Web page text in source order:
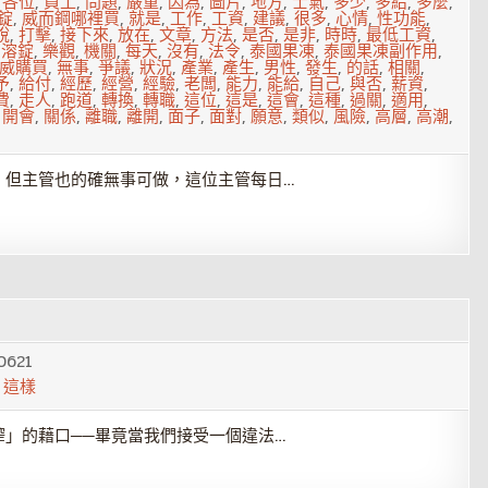
,威而鋼哪裡買,就是,工作,工資, 建議, 很多, 心情, 性功能,
,打擊,接下來,放在, 文章,方法,是否,是非, 時時,最低工資,
錠,樂觀,機關,每天,沒有,法令, 泰國果凍, 泰國果凍副作用,
購買, 無事,爭議,狀況,產業, 產生,男性,發生,的話,相關,
,給付,經歷, 經營,經驗,老闆,能力,能給,自己,與否, 薪資,
, 走人, 跑道, 轉換, 轉職, 這位, 這是, 這會, 這種, 過關, 適用,
開會, 關係,離職,離開,面子,面對, 願意,類似,風險,高層,高潮,
主管也的確無事可做，這位主管每日…
這樣
的藉口──畢竟當我們接受一個違法…